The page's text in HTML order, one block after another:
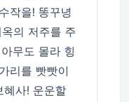
작을! 똥꾸녕
의 저주를 주
무도 몰라 힝
리를 빳빳이
혜사! 운운할